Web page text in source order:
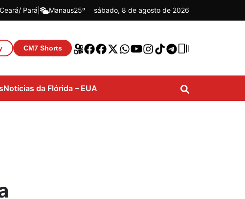
Ceará Pará Manaus25º sábado, 8 de agosto de 2026
CM7 Shorts
Notícias da Flórida – EUA